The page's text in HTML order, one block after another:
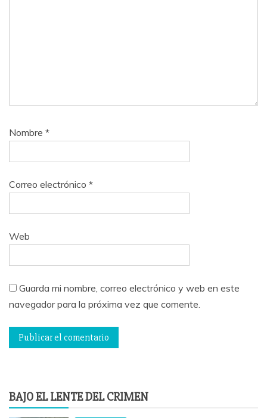
Nombre *
Correo electrónico *
Web
Guarda mi nombre, correo electrónico y web en este
navegador para la próxima vez que comente.
BAJO EL LENTE DEL CRIMEN